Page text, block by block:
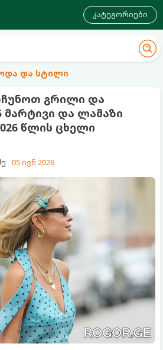
კატეგორიები
და სტილი
გრილი და
მარტივი და ლამაზი
წლის ცხელი
05 ივნ 2026